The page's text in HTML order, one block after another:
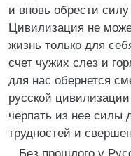
и вновь обрести
Цивилизация не
жизнь только для
счет чужих слез и
для нас обернется
русской
черпать из нее силы
трудностей и